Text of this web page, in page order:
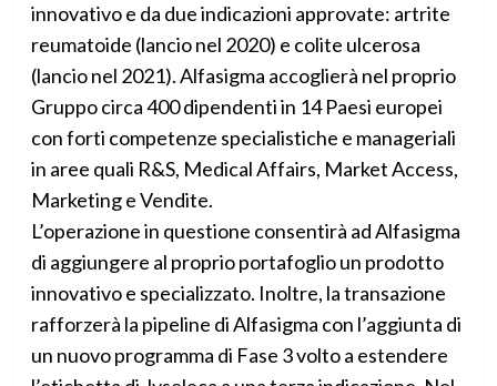
innovativo e da due indicazioni approvate: artrite
reumatoide (lancio nel 2020) e colite ulcerosa
(lancio nel 2021). Alfasigma accoglierà nel proprio
Gruppo circa 400 dipendenti in 14 Paesi europei
con forti competenze specialistiche e manageriali
in aree quali R&S, Medical Affairs, Market Access,
Marketing e Vendite.
L’operazione in questione consentirà ad Alfasigma
di aggiungere al proprio portafoglio un prodotto
innovativo e specializzato. Inoltre, la transazione
rafforzerà la pipeline di Alfasigma con l’aggiunta di
un nuovo programma di Fase 3 volto a estendere